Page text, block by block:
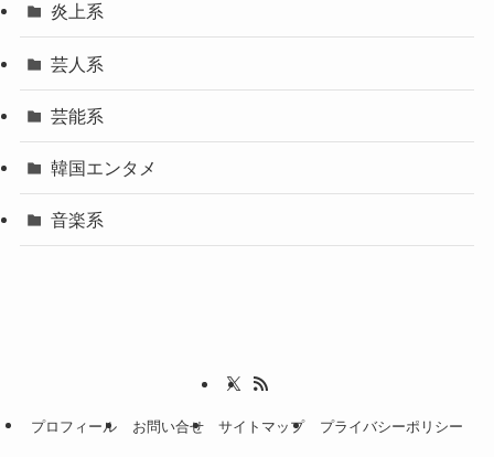
炎上系
芸人系
芸能系
韓国エンタメ
音楽系
プロフィール お問い合せ サイトマップ プライバシーポリシー